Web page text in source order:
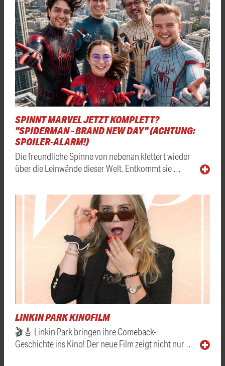
SPINNT MARVEL JETZT KOMPLETT?
"SPIDERMAN - BRAND NEW DAY" (ACHTUNG:
SPOILER-ALARM!)
Die freundliche Spinne von nebenan klettert wieder
über die Leinwände dieser Welt. Entkommt sie …
LINKIN PARK KINOFILM
🎬🎸 Linkin Park bringen ihre Comeback-
Geschichte ins Kino! Der neue Film zeigt nicht nur …